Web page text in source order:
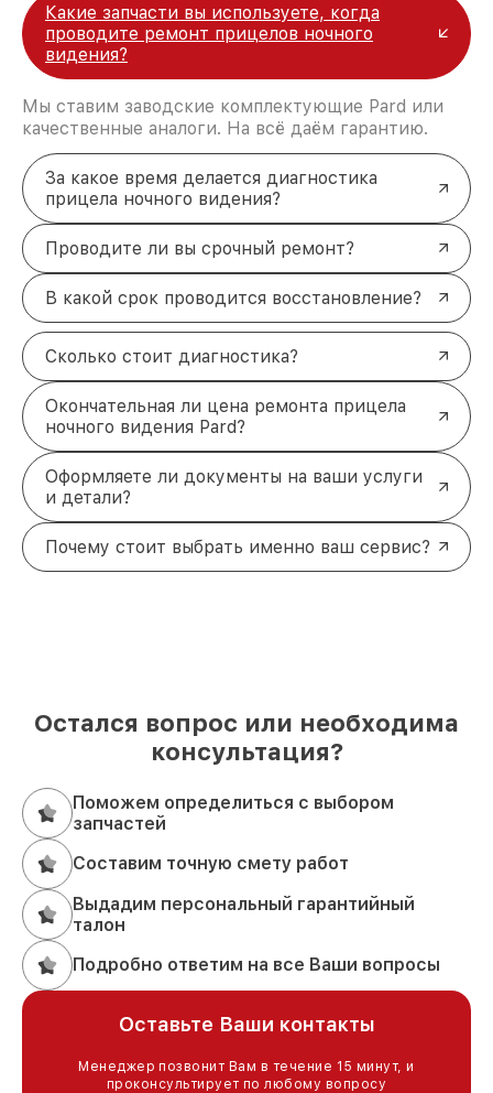
Какие запчасти вы используете, когда
проводите ремонт прицелов ночного
видения?
Мы ставим заводские комплектующие Pard или
качественные аналоги. На всё даём гарантию.
За какое время делается диагностика
прицела ночного видения?
Проводите ли вы срочный ремонт?
В какой срок проводится восстановление?
Сколько стоит диагностика?
Окончательная ли цена ремонта прицела
ночного видения Pard?
Оформляете ли документы на ваши услуги
и детали?
Почему стоит выбрать именно ваш сервис?
Остался вопрос или необходима
консультация?
Поможем определиться с выбором
запчастей
Составим точную смету работ
Выдадим персональный гарантийный
талон
Подробно ответим на все Ваши вопросы
Оставьте Ваши контакты
Менеджер позвонит Вам в течение 15 минут, и
проконсультирует по любому вопросу